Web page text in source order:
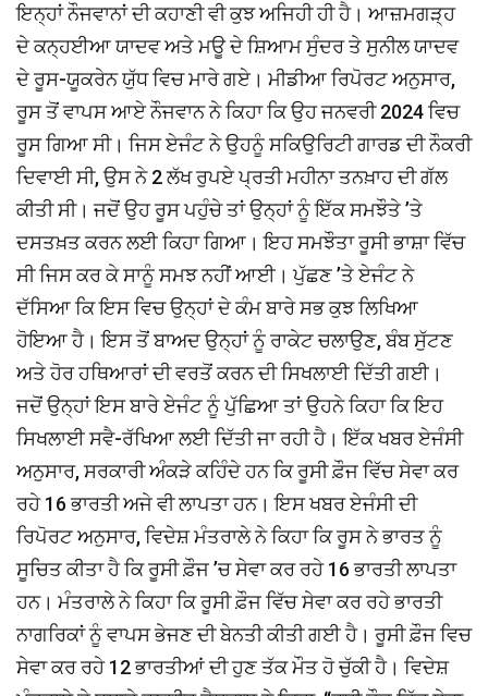
ਇਨ੍ਹਾਂ ਨੌਜਵਾਨਾਂ ਦੀ ਕਹਾਣੀ ਵੀ ਕੁਝ ਅਜਿਹੀ ਹੀ ਹੈ। ਆਜ਼ਮਗੜ੍ਹ
ਦੇ ਕਨ੍ਹਈਆ ਯਾਦਵ ਅਤੇ ਮਊ ਦੇ ਸ਼ਿਆਮ ਸੁੰਦਰ ਤੇ ਸੁਨੀਲ ਯਾਦਵ
ਦੇ ਰੂਸ-ਯੂਕਰੇਨ ਯੁੱਧ ਵਿਚ ਮਾਰੇ ਗਏ। ਮੀਡੀਆ ਰਿਪੋਰਟ ਅਨੁਸਾਰ,
ਰੂਸ ਤੋਂ ਵਾਪਸ ਆਏ ਨੌਜਵਾਨ ਨੇ ਕਿਹਾ ਕਿ ਉਹ ਜਨਵਰੀ 2024 ਵਿਚ
ਰੂਸ ਗਿਆ ਸੀ। ਜਿਸ ਏਜੰਟ ਨੇ ਉਹਨੂੰ ਸਕਿਉਰਿਟੀ ਗਾਰਡ ਦੀ ਨੌਕਰੀ
ਦਿਵਾਈ ਸੀ, ਉਸ ਨੇ 2 ਲੱਖ ਰੁਪਏ ਪ੍ਰਤੀ ਮਹੀਨਾ ਤਨਖ਼ਾਹ ਦੀ ਗੱਲ
ਕੀਤੀ ਸੀ। ਜਦੋਂ ਉਹ ਰੂਸ ਪਹੁੰਚੇ ਤਾਂ ਉਨ੍ਹਾਂ ਨੂੰ ਇੱਕ ਸਮਝੌਤੇ ’ਤੇ
ਦਸਤਖ਼ਤ ਕਰਨ ਲਈ ਕਿਹਾ ਗਿਆ। ਇਹ ਸਮਝੌਤਾ ਰੂਸੀ ਭਾਸ਼ਾ ਵਿੱਚ
ਸੀ ਜਿਸ ਕਰ ਕੇ ਸਾਨੂੰ ਸਮਝ ਨਹੀਂ ਆਈ। ਪੁੱਛਣ ’ਤੇ ਏਜੰਟ ਨੇ
ਦੱਸਿਆ ਕਿ ਇਸ ਵਿਚ ਉਨ੍ਹਾਂ ਦੇ ਕੰਮ ਬਾਰੇ ਸਭ ਕੁਝ ਲਿਖਿਆ
ਹੋਇਆ ਹੈ। ਇਸ ਤੋਂ ਬਾਅਦ ਉਨ੍ਹਾਂ ਨੂੰ ਰਾਕੇਟ ਚਲਾਉਣ, ਬੰਬ ਸੁੱਟਣ
ਅਤੇ ਹੋਰ ਹਥਿਆਰਾਂ ਦੀ ਵਰਤੋਂ ਕਰਨ ਦੀ ਸਿਖਲਾਈ ਦਿੱਤੀ ਗਈ।
ਜਦੋਂ ਉਨ੍ਹਾਂ ਇਸ ਬਾਰੇ ਏਜੰਟ ਨੂੰ ਪੁੱਛਿਆ ਤਾਂ ਉਹਨੇ ਕਿਹਾ ਕਿ ਇਹ
ਸਿਖਲਾਈ ਸਵੈ-ਰੱਖਿਆ ਲਈ ਦਿੱਤੀ ਜਾ ਰਹੀ ਹੈ। ਇੱਕ ਖਬਰ ਏਜੰਸੀ
ਅਨੁਸਾਰ, ਸਰਕਾਰੀ ਅੰਕੜੇ ਕਹਿੰਦੇ ਹਨ ਕਿ ਰੂਸੀ ਫ਼ੌਜ ਵਿੱਚ ਸੇਵਾ ਕਰ
ਰਹੇ 16 ਭਾਰਤੀ ਅਜੇ ਵੀ ਲਾਪਤਾ ਹਨ। ਇਸ ਖਬਰ ਏਜੰਸੀ ਦੀ
ਰਿਪੋਰਟ ਅਨੁਸਾਰ, ਵਿਦੇਸ਼ ਮੰਤਰਾਲੇ ਨੇ ਕਿਹਾ ਕਿ ਰੂਸ ਨੇ ਭਾਰਤ ਨੂੰ
ਸੂਚਿਤ ਕੀਤਾ ਹੈ ਕਿ ਰੂਸੀ ਫ਼ੌਜ ’ਚ ਸੇਵਾ ਕਰ ਰਹੇ 16 ਭਾਰਤੀ ਲਾਪਤਾ
ਹਨ। ਮੰਤਰਾਲੇ ਨੇ ਕਿਹਾ ਕਿ ਰੂਸੀ ਫ਼ੌਜ ਵਿੱਚ ਸੇਵਾ ਕਰ ਰਹੇ ਭਾਰਤੀ
ਨਾਗਰਿਕਾਂ ਨੂੰ ਵਾਪਸ ਭੇਜਣ ਦੀ ਬੇਨਤੀ ਕੀਤੀ ਗਈ ਹੈ। ਰੂਸੀ ਫ਼ੌਜ ਵਿਚ
ਸੇਵਾ ਕਰ ਰਹੇ 12 ਭਾਰਤੀਆਂ ਦੀ ਹੁਣ ਤੱਕ ਮੌਤ ਹੋ ਚੁੱਕੀ ਹੈ। ਵਿਦੇਸ਼